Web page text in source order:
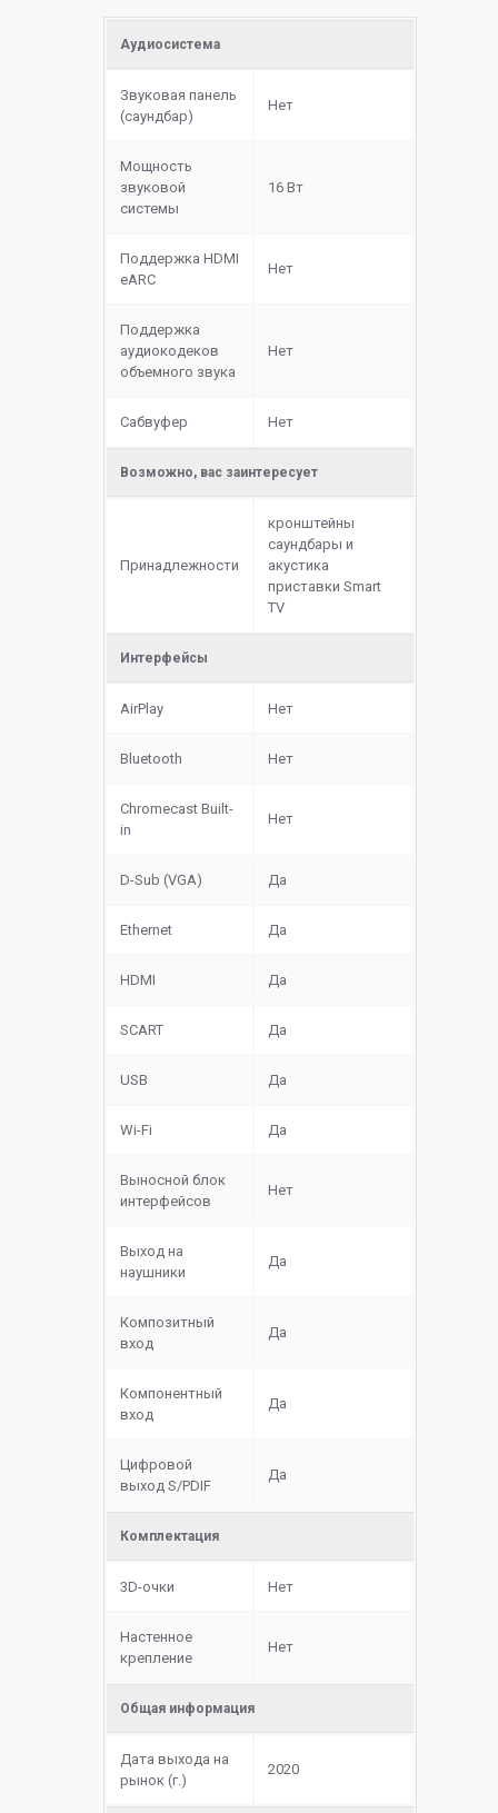
Аудиосистема
Звуковая панель
(саундбар)
Нет
Мощность
звуковой
системы
16 Вт
Поддержка HDMI
eARC
Нет
Поддержка
аудиокодеков
объемного звука
Нет
Сабвуфер Нет
Возможно, вас заинтересует
Принадлежности
кронштейны
саундбары и
акустика
приставки Smart
TV
Интерфейсы
AirPlay Нет
Bluetooth Нет
Chromecast Built-
in
Нет
D-Sub (VGA) Да
Ethernet Да
HDMI Да
SCART Да
USB Да
Wi-Fi Да
Выносной блок
интерфейсов
Нет
Выход на
наушники
Да
Композитный
вход
Да
Компонентный
вход
Да
Цифровой
выход S/PDIF
Да
Комплектация
3D-очки Нет
Настенное
крепление
Нет
Общая информация
Дата выхода на
рынок (г.)
2020